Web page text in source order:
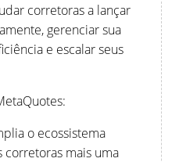
corretoras a lançar
gerenciar sua
e escalar seus
o ecossistema
corretoras mais uma